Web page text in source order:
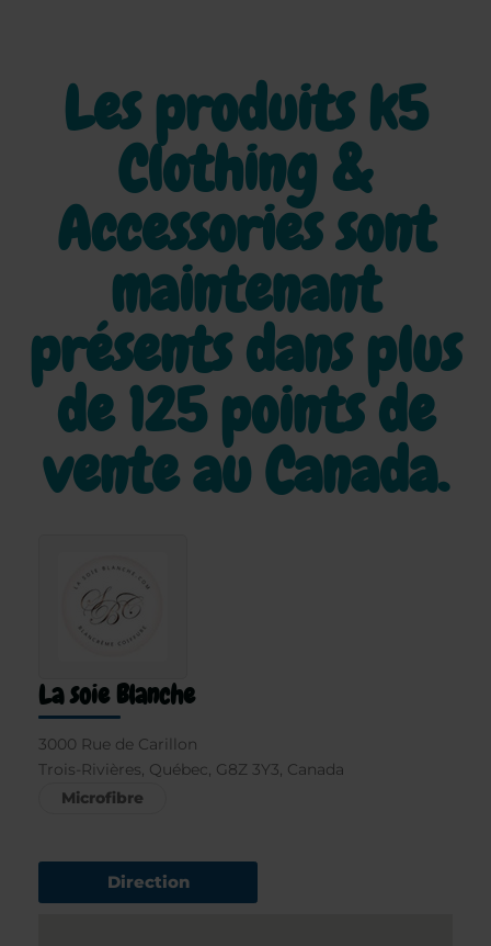
Les produits k5
Clothing &
Accessories sont
maintenant
présents dans plus
de125 points de
vente au Canada.
La soie Blanche
3000 Rue de Carillon
Trois-Rivières, Québec, G8Z 3Y3, Canada
Microfibre
Direction